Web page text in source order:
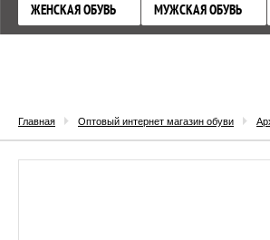
ЖЕНСКАЯ ОБУВЬ МУЖСКАЯ ОБУВЬ
Главная Оптовый интернет магазин обуви